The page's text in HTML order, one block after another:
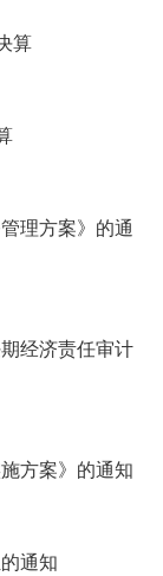
算
理方案》的通
经济责任审计
方案》的通知
通知